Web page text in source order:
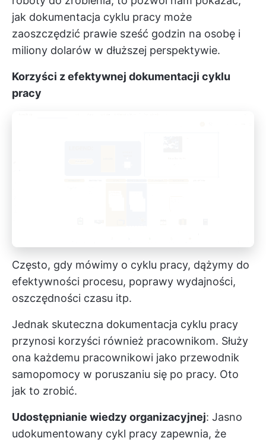
jak dokumentacja cyklu pracy może
zaoszczędzić prawie sześć godzin na osobę i
miliony dolarów w dłuższej perspektywie.
Korzyści z efektywnej dokumentacji cyklu
pracy
Często, gdy mówimy o cyklu pracy, dążymy do
efektywności procesu, poprawy wydajności,
oszczędności czasu itp.
Jednak skuteczna dokumentacja cyklu pracy
przynosi korzyści również pracownikom. Służy
ona każdemu pracownikowi jako przewodnik
samopomocy w poruszaniu się po pracy. Oto
jak to zrobić.
Udostępnianie wiedzy organizacyjnej: Jasno
udokumentowany cykl pracy zapewnia, że